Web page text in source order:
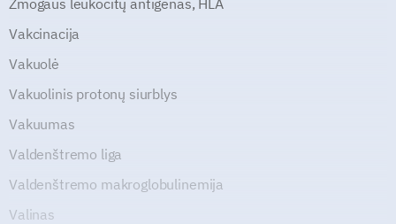
Žmogaus leukocitų antigenas, HLA
Vakcinacija
Vakuolė
Vakuolinis protonų siurblys
Vakuumas
Valdenštremo liga
Valdenštremo makroglobulinemija
Valinas